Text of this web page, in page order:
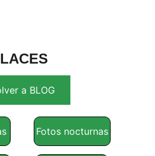
Fotos nocturnas
a BLOG